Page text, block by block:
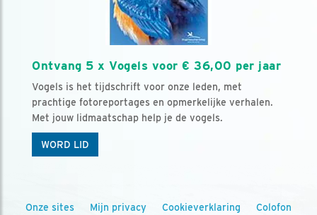
Ontvang 5 x Vogels voor € 36,00 per jaar
Vogels is het tijdschrift voor onze leden, met
prachtige fotoreportages en opmerkelijke verhalen.
Met jouw lidmaatschap help je de vogels.
WORD LID
Onze sites Mijn privacy Cookieverklaring Colofon